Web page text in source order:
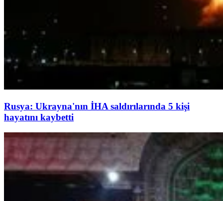
Rusya: Ukrayna'nın İHA saldırılarında 5 kişi
hayatını kaybetti